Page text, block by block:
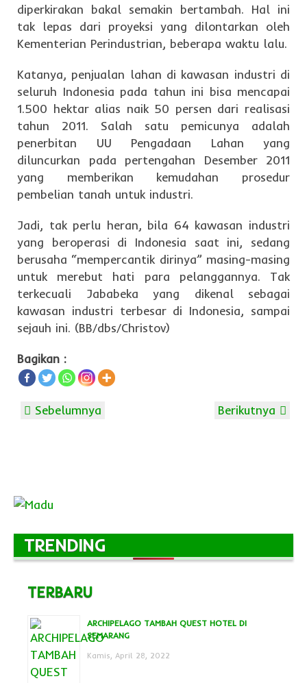
diperkirakan bakal semakin bertambah. Hal ini
tak lepas dari proyeksi yang dilontarkan oleh
Kementerian Perindustrian, beberapa waktu lalu.
Katanya, penjualan lahan di kawasan industri di
seluruh Indonesia pada tahun ini bisa mencapai
1.500 hektar alias naik 50 persen dari realisasi
tahun 2011. Salah satu pemicunya adalah
penerbitan UU Pengadaan Lahan yang
diluncurkan pada pertengahan Desember 2011
yang memberikan kemudahan prosedur
pembelian tanah untuk industri.
Jadi, tak perlu heran, bila 64 kawasan industri
yang beroperasi di Indonesia saat ini, sedang
berusaha “mempercantik dirinya” masing-masing
untuk merebut hati para pelanggannya. Tak
terkecuali Jababeka yang dikenal sebagai
kawasan industri terbesar di Indonesia, sampai
sejauh ini. (BB/dbs/Christov)
Bagikan :
Berikutnya
Sebelumnya
TRENDING
TERBARU
ARCHIPELAGO TAMBAH QUEST HOTEL DI
SEMARANG
Kamis, April 28, 2022